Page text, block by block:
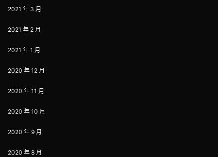
2021 年 3 月
2021 年 2 月
2021 年 1 月
2020 年 12 月
2020 年 11 月
2020 年 10 月
2020 年 9 月
2020 年 8 月